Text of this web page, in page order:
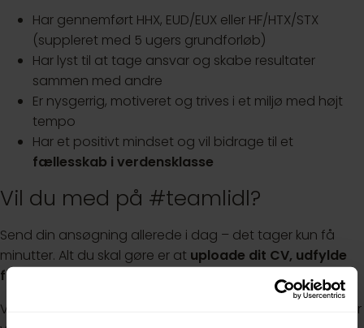
Har gennemført HHX, EUD/EUX eller HF/HTX/STX
(suppleret med 5 ugers grundforløb)
Har lyst til at tage ansvar og skabe resultater
sammen med andre
Er nysgerrig, motiveret og trives i et miljø med højt
tempo
Har et positivt mindset og vil bidrage til et
fællesskab i verdensklasse
Vil du med på #teamlidl?
Send din ansøgning allerede i dag – det tager kun få
minutter. Alt du skal gøre er at uploade dit CV, udfylde
formularen og besvare et par spørgsmål
om dig selv.
Vi afholder samtaler løbende og lukker rekrutteringen, når